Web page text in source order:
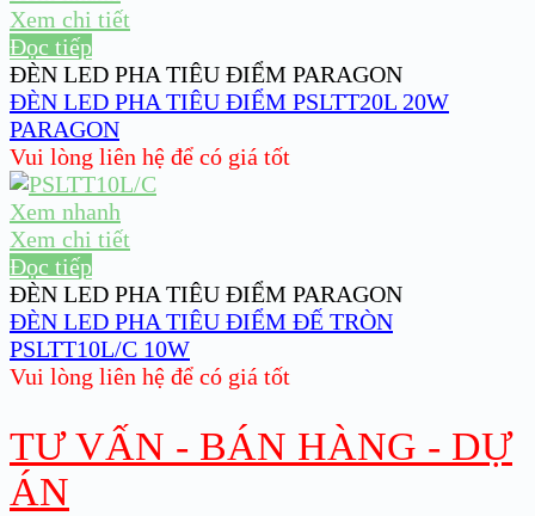
Xem chi tiết
Đọc tiếp
ĐÈN LED PHA TIÊU ĐIỂM PARAGON
ĐÈN LED PHA TIÊU ĐIỂM PSLTT20L 20W
PARAGON
Vui lòng liên hệ để có giá tốt
Xem nhanh
Xem chi tiết
Đọc tiếp
ĐÈN LED PHA TIÊU ĐIỂM PARAGON
ĐÈN LED PHA TIÊU ĐIỂM ĐẾ TRÒN
PSLTT10L/C 10W
Vui lòng liên hệ để có giá tốt
TƯ VẤN - BÁN HÀNG - DỰ
ÁN